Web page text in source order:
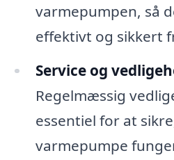
varmepumpen, så
effektivt og sikkert
Service og
Regelmæssig
essentiel for at
varmepumpe